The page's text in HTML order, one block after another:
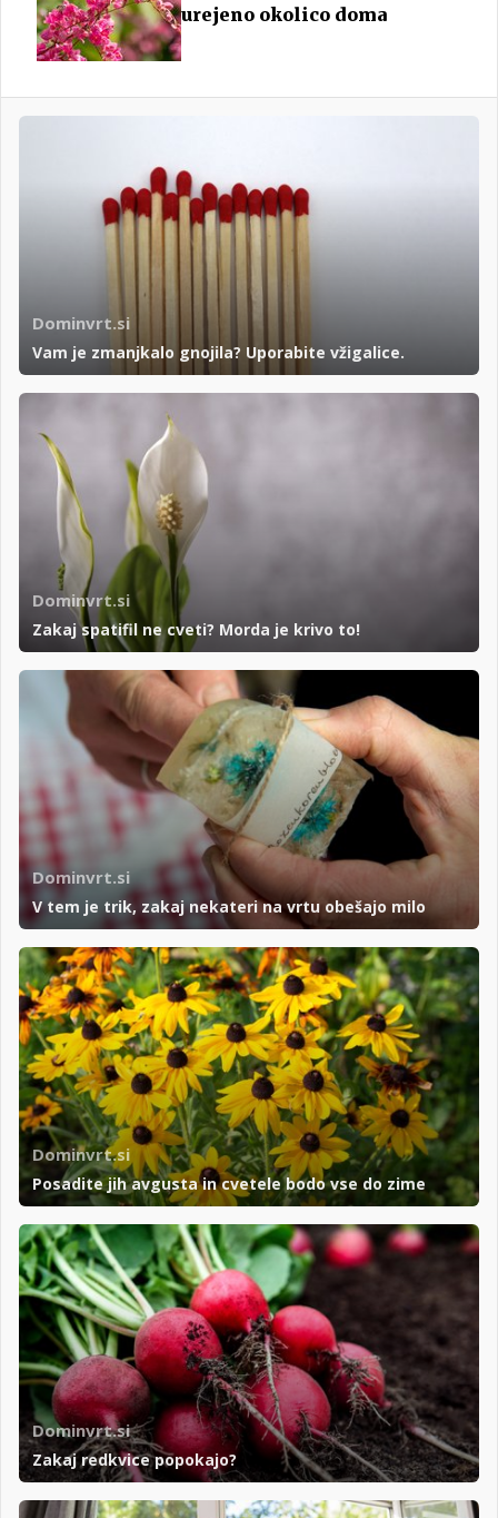
urejeno okolico doma
Dominvrt.si
Vam je zmanjkalo gnojila? Uporabite vžigalice.
Dominvrt.si
Zakaj spatifil ne cveti? Morda je krivo to!
Dominvrt.si
V tem je trik, zakaj nekateri na vrtu obešajo milo
Dominvrt.si
Posadite jih avgusta in cvetele bodo vse do zime
Dominvrt.si
Zakaj redkvice popokajo?